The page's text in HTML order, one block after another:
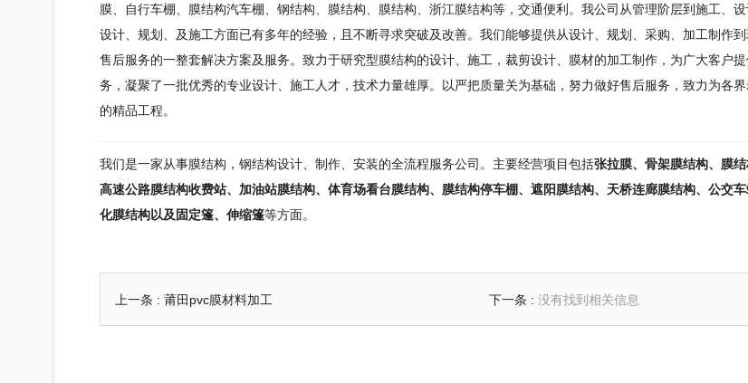
膜、自行车棚、 膜结构汽车棚、钢结构、 膜结构 膜结构 、浙江膜结构等，交通便利。我公司从管理阶层到施工、
设计、规划、及施工方面已有多年的经验，且不断寻求突破及改善。我们能够提供从设计、规划、采购、加工制作
售后服务的一整套解决方案及服务。致力于研究型膜结构的设计、施工，裁剪设计、膜材的加工制作，为广大客户
务，凝聚了一批优秀的专业设计、施工人才，技术力量雄厚。以严把质量关为基础，努力做好售后服务，致力为各
的精品工程。
我们是一家从事膜结构， 钢结构设计、制作、安装的全流程服务公司。主要经营项目包括张拉膜、骨架膜结构、膜结
高速公路膜结构收费站、加油站膜结构、体育场看台膜结构、膜结构停车棚、遮阳膜结构、天桥连廊膜结构、公交
化膜结构以及固定篷、伸缩篷等方面。
上一条 :莆田pvc膜材料加工 下一条 :没有找到相关信息